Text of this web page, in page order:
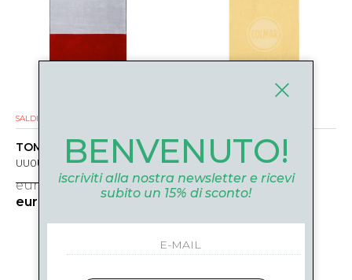
SALDI
TOMMY HILFIGER
UU0UU0009702R MULTICOLORE
eur 89.90 -31%
eur 62.90
COLMAR
7448-5ZG700 GIALLO
eur 59.00 -30%
eur 41.30
BENVENUTO!
iscriviti alla nostra newsletter e ricevi
subito un 15% di sconto!